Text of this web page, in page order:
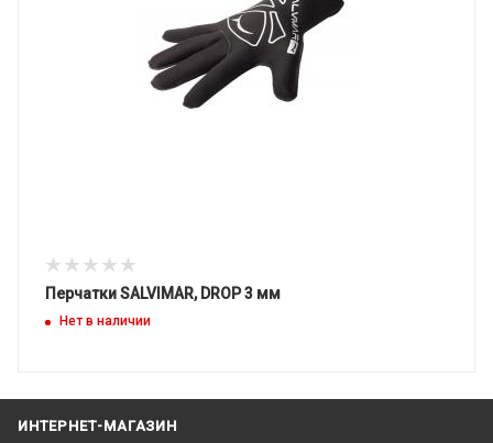
Перчатки SALVIMAR, DROP 3 мм
Нет в наличии
ИНТЕРНЕТ-МАГАЗИН